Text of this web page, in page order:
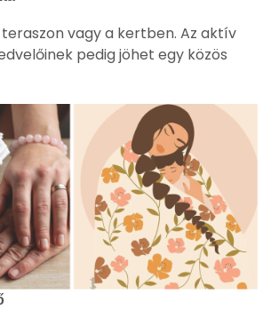
teraszon vagy a kertben. Az aktív
pedig jöhet egy közös